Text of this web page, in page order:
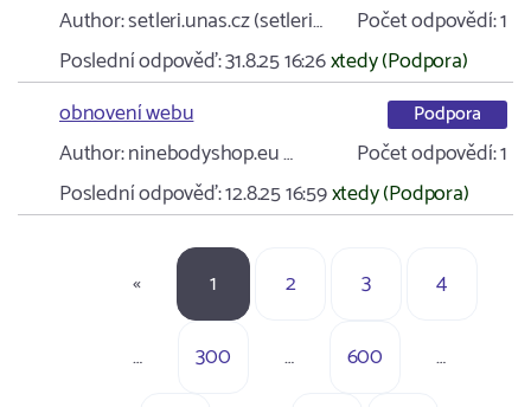
Author:setleri.unas.cz (setleri… Počet odpovědí:1
Poslední odpověď:31.8.25 16:26xtedy (Podpora)
obnovení webu
Podpora
Author:ninebodyshop.eu … Počet odpovědí:1
Poslední odpověď:12.8.25 16:59xtedy (Podpora)
« 1 2 3 4
… 300 … 600 …